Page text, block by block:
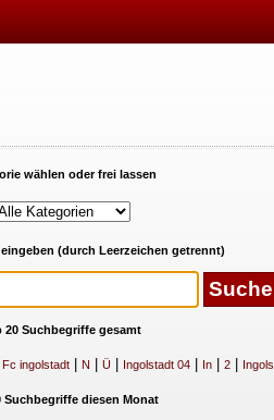
wählen oder frei lassen
(durch Leerzeichen getrennt)
20 Suchbegriffe gesamt
Fc ingolstadt| N Ü Ingolstadt 04| In| 2| Ingols
Suchbegriffe diesen Monat